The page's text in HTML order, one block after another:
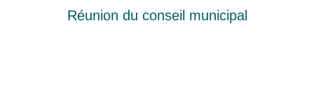
Réunion du conseil municipal